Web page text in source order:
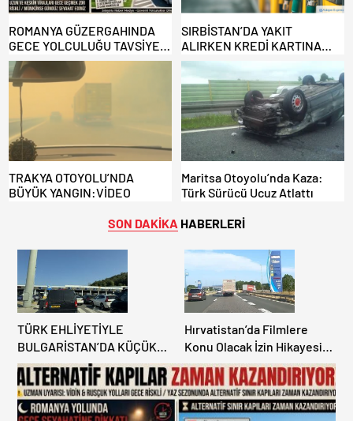
ROMANYA GÜZERGAHINDA
GECE YOLCULUĞU TAVSİYE
EDİLMİYOR: ALTERNATİF
KAPILAR ZAMAN
KAZANDIRIYOR!
SIRBİSTAN’DA YAKIT
ALIRKEN KREDİ KARTINA
DİKKAT: MAĞDUR OLMAYIN!
TRAKYA OTOYOLU’NDA
BÜYÜK YANGIN:VİDEO
Maritsa Otoyolu’nda Kaza:
Türk Sürücü Ucuz Atlattı
SON DAKİKA HABERLERİ
TÜRK EHLİYETİYLE
BULGARİSTAN’DA KÜÇÜK
HATA, ARACINA 6 AY EL
KONULMASINA YOL AÇTI
Hırvatistan’da Filmlere
Konu Olacak İzin Hikayesi:
Benzinlikte Eşini Unuttu!